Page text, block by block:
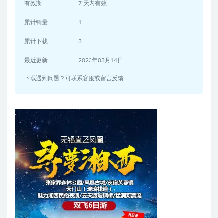
有效期 7 天内有效
累计销量 1
累计下载 3
最近更新 2023年03月14日
下载遇到问题？可联系客服或留言反馈